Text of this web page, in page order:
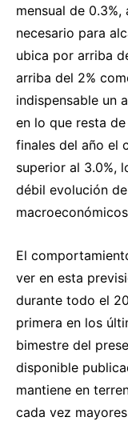
mensual de
necesario para
ubica por arriba
arriba del 2%
indispensable un
en lo que resta
finales del año el
superior al 3.0%,
débil evolución
El
ver en esta
durante todo el
primera en los
bimestre del
disponible
mantiene en
cada vez